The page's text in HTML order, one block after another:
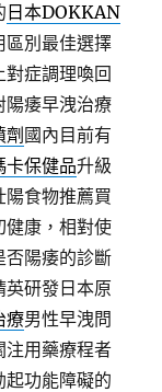
日本DOKKAN
區別最佳選擇
症調理喚回
陽痿早洩治療
劑 國內目前有
卡保健品升級
陽食物推薦買
健康，相對使
否陽痿的診斷
英研發日本原
療男性早洩問
注用藥療程者
起功能障礙的